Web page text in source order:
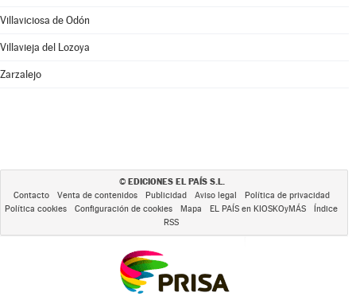
Villaviciosa de Odón
Villavieja del Lozoya
Zarzalejo
© EDICIONES EL PAÍS S.L.
Contacto Venta de contenidos Publicidad Aviso legal
Política de privacidad
Política cookies
Configuración de cookies Mapa EL PAÍS en KIOSKOyMÁS
Índice
RSS